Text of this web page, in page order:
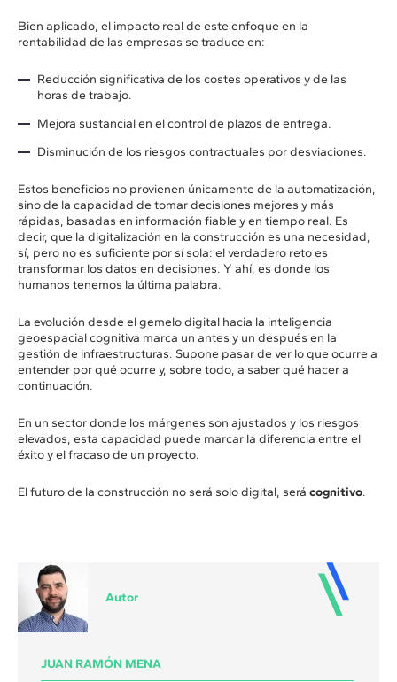
Bien aplicado, el impacto real de este enfoque en la
rentabilidad de las empresas se traduce en:
Reducción significativa de los costes operativos y de las
horas de trabajo.
Mejora sustancial en el control de plazos de entrega.
Disminución de los riesgos contractuales por desviaciones.
Estos beneficios no provienen únicamente de la automatización,
sino de la capacidad de tomar decisiones mejores y más
rápidas, basadas en información fiable y en tiempo real. Es
decir, que la digitalización en la construcción es una necesidad,
sí, pero no es suficiente por sí sola: el verdadero reto es
transformar los datos en decisiones. Y ahí, es donde los
humanos tenemos la última palabra.
La evolución desde el gemelo digital hacia la inteligencia
geoespacial cognitiva marca un antes y un después en la
gestión de infraestructuras. Supone pasar de ver lo que ocurre a
entender por qué ocurre y, sobre todo, a saber qué hacer a
continuación.
En un sector donde los márgenes son ajustados y los riesgos
elevados, esta capacidad puede marcar la diferencia entre el
éxito y el fracaso de un proyecto.
El futuro de la construcción no será solo digital, será cognitivo.
Autor
JUAN RAMÓN MENA